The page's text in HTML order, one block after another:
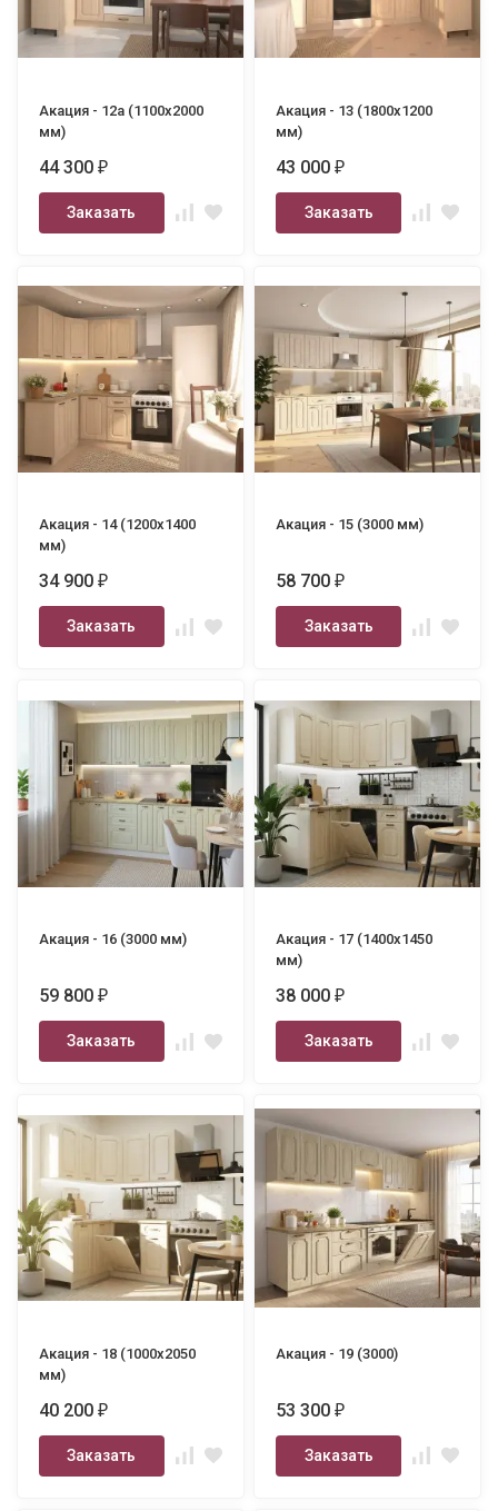
Акация - 12а (1100х2000
мм)
44 300₽
Заказать
Акация - 13 (1800х1200
мм)
43 000₽
Заказать
Акация - 14 (1200х1400
мм)
34 900₽
Заказать
Акация - 15 (3000 мм)
58 700₽
Заказать
Акация - 16 (3000 мм)
59 800₽
Заказать
Акация - 17 (1400х1450
мм)
38 000₽
Заказать
Акация - 18 (1000х2050
мм)
40 200₽
Заказать
Акация - 19 (3000)
53 300₽
Заказать